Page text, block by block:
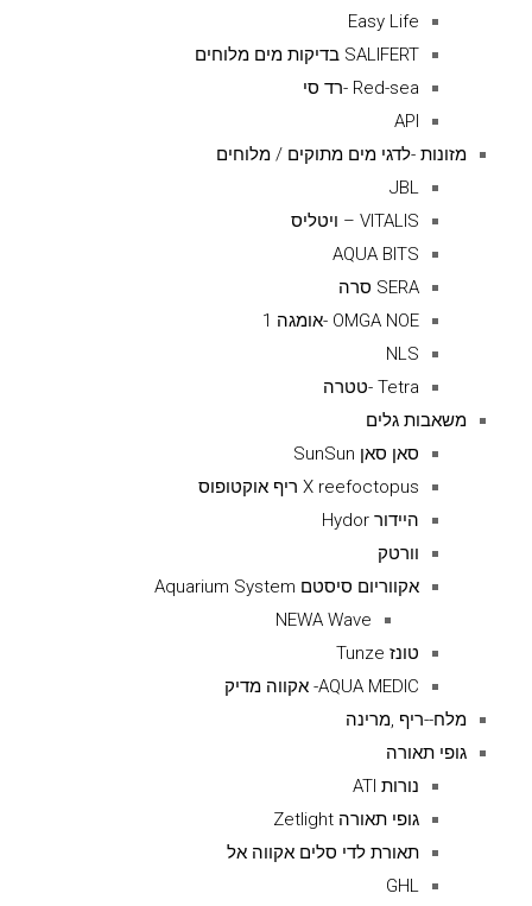
Easy Life
SALIFERT בדיקות מים מלוחים
Red-sea -רד סי
API
מזונות -לדגי מים מתוקים / מלוחים
JBL
VITALIS – ויטליס
AQUA BITS
SERA סרה
OMGA NOE -אומגה 1
NLS
Tetra -טטרה
משאבות גלים
סאן סאן SunSun
X reefoctopus ריף אוקטופוס
היידור Hydor
וורטק
אקווריום סיסטם Aquarium System
NEWA Wave
טונז Tunze
AQUA MEDIC- אקווה מדיק
מלח--ריף ,מרינה
גופי תאורה
נורות ATI
גופי תאורה Zetlight
תאורת לדי סלים אקווה אל
GHL